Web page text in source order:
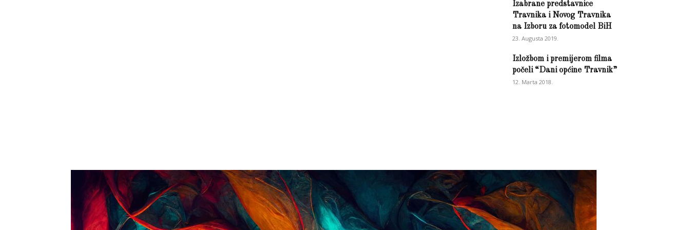
Izabrane predstavnice
Travnika i Novog Travnika
na Izboru za fotomodel BiH
23. Augusta 2019.
Izložbom i premijerom filma
počeli “Dani općine Travnik”
12. Marta 2018.